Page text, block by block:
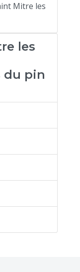
Mitre les
les
du pin